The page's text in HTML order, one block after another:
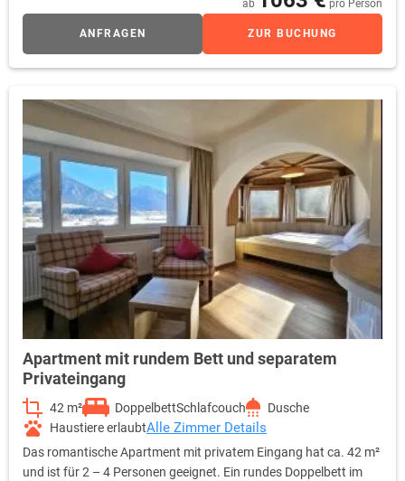
ab pro Person
ANFRAGEN ZUR BUCHUNG
Apartment mit rundem Bett und separatem
Privateingang
42 m² DoppelbettSchlafcouch
Dusche
Haustiere erlaubtAlle Zimmer Details
Das romantische Apartment mit privatem Eingang hat ca. 42 m²
und ist für 2 – 4 Personen geeignet. Ein rundes Doppelbett im